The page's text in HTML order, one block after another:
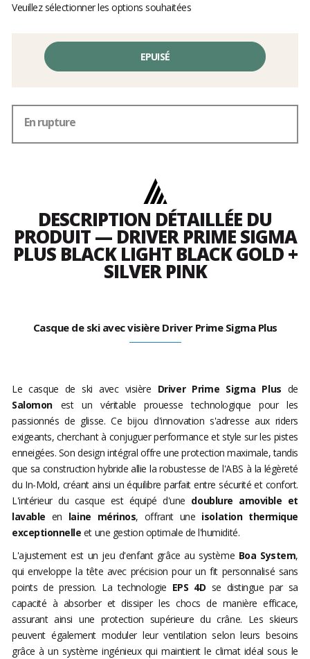
Veuillez sélectionner les options souhaitées
EPUISÉ
En rupture
DESCRIPTION DÉTAILLÉE DU
PRODUIT — DRIVER PRIME SIGMA
PLUS BLACK LIGHT BLACK GOLD +
SILVER PINK
Casque de ski avec visière Driver Prime Sigma Plus
Le casque de ski avec visière Driver Prime Sigma Plus de
Salomonest un véritable prouesse technologique pour les
passionnés de glisse. Ce bijou d'innovation s'adresse aux riders
exigeants, cherchant à conjuguer performance et style sur les pistes
enneigées. Son design intégral offre une protection maximale, tandis
que sa construction hybride allie la robustesse de l'ABS à la légèreté
du In-Mold, créant ainsi un équilibre parfait entre sécurité et confort.
L'intérieur du casque est équipé d'une doublure amovible et
lavable en laine mérinos, offrant une isolation thermique
exceptionnelle et une gestion optimale de l'humidité.
L'ajustement est un jeu d'enfant grâce au système Boa System,
qui enveloppe la tête avec précision pour un fit personnalisé sans
points de pression. La technologie EPS 4D se distingue par sa
capacité à absorber et dissiper les chocs de manière efficace,
assurant ainsi une protection supérieure du crâne. Les skieurs
peuvent également moduler leur ventilation selon leurs besoins
grâce à un système ingénieux qui maintient le climat idéal sous le